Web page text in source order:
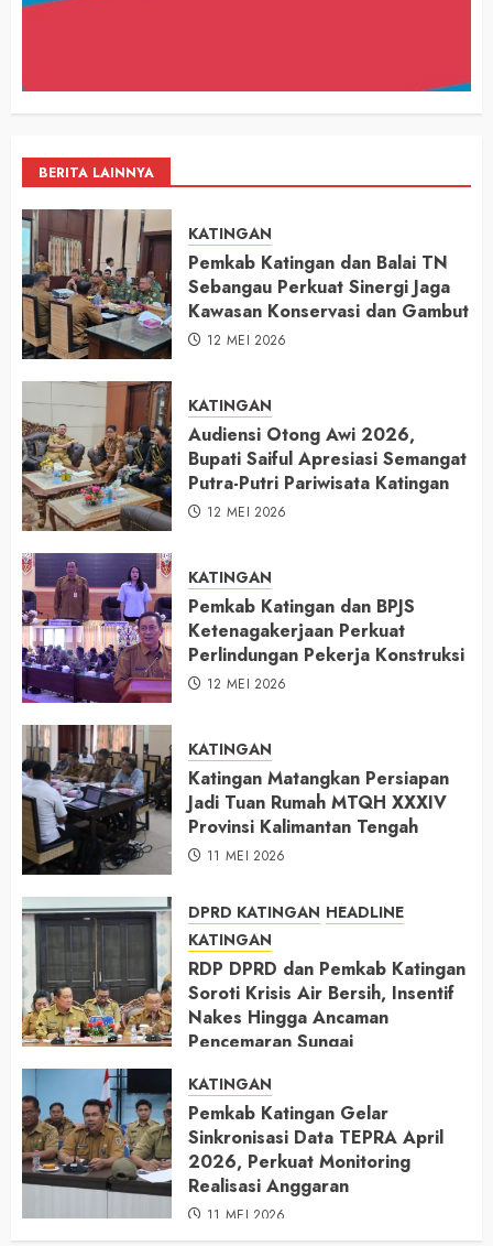
BERITA LAINNYA
KATINGAN
Pemkab Katingan dan Balai TN
Sebangau Perkuat Sinergi Jaga
Kawasan Konservasi dan Gambut
12 MEI 2026
KATINGAN
Audiensi Otong Awi 2026,
Bupati Saiful Apresiasi Semangat
Putra-Putri Pariwisata Katingan
12 MEI 2026
KATINGAN
Pemkab Katingan dan BPJS
Ketenagakerjaan Perkuat
Perlindungan Pekerja Konstruksi
12 MEI 2026
KATINGAN
Katingan Matangkan Persiapan
Jadi Tuan Rumah MTQH XXXIV
Provinsi Kalimantan Tengah
11 MEI 2026
DPRD KATINGAN HEADLINE
KATINGAN
RDP DPRD dan Pemkab Katingan
Soroti Krisis Air Bersih, Insentif
Nakes Hingga Ancaman
Pencemaran Sungai
KATINGAN
Pemkab Katingan Gelar
Sinkronisasi Data TEPRA April
2026, Perkuat Monitoring
Realisasi Anggaran
11 MEI 2026